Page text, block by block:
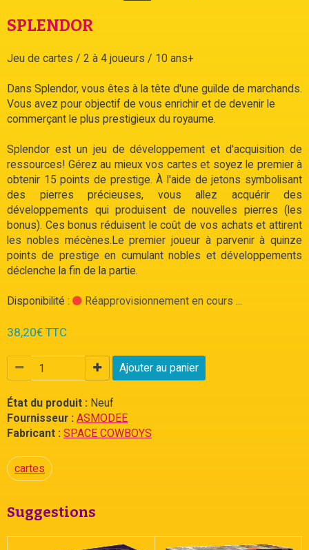
SPLENDOR
Jeu de cartes / 2 à 4 joueurs / 10 ans+
Dans Splendor, vous êtes à la tête d'une guilde de marchands.
Vous avez pour objectif de vous enrichir et de devenir le
commerçant le plus prestigieux du royaume.
Splendor est un jeu de développement et d'acquisition de
ressources! Gérez au mieux vos cartes et soyez le premier à
obtenir 15 points de prestige. À l'aide de jetons symbolisant
des pierres précieuses, vous allez acquérir des
développements qui produisent de nouvelles pierres (les
bonus). Ces bonus réduisent le coût de vos achats et attirent
les nobles mécènes.Le premier joueur à parvenir à quinze
points de prestige en cumulant nobles et développements
déclenche la fin de la partie.
Disponibilité : Réapprovisionnement en cours ...
38,20€ TTC
Ajouter au panier
État du produit : Neuf
Fournisseur : ASMODEE
Fabricant : SPACE COWBOYS
cartes
Suggestions